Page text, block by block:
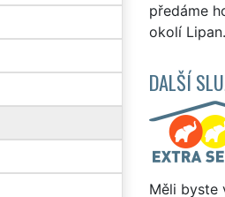
předáme
okolí Lipan.
DALŠÍ
Měli byste